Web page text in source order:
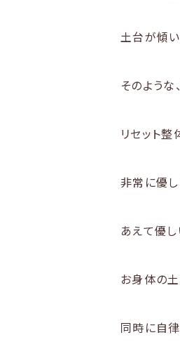
土台が傾
そのような
リセット
非常に優し
あえて優
お身体の
同時に自